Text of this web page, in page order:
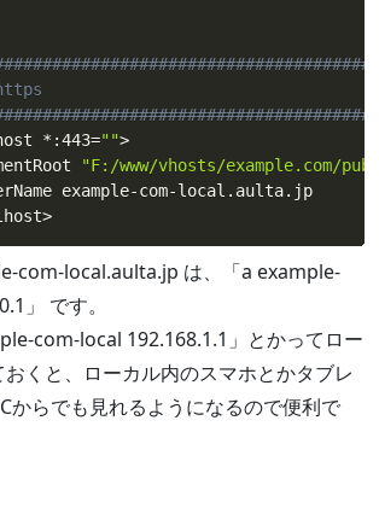
*:443="">
"F:/www/vhosts/example.com/
>
com-local.aulta.jp は、「a example-
」 です。
com-local 192.168.1.1」とかってロー
くと、ローカル内のスマホとかタブレ
からでも見れるようになるので便利で